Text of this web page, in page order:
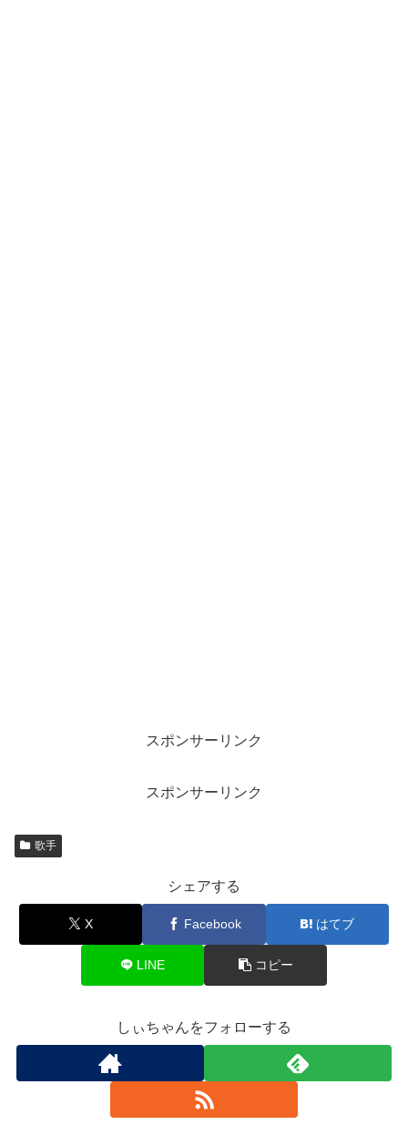
スポンサーリンク
スポンサーリンク
歌手
シェアする
X Facebook はてブ
LINE コピー
しぃちゃんをフォローする